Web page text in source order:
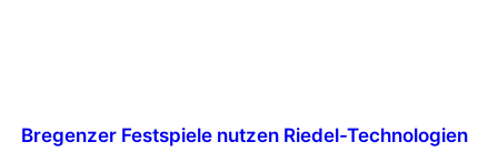
Bregenzer Festspiele nutzen Riedel-Technologien